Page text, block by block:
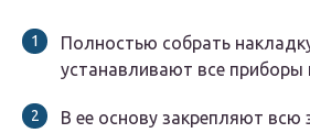
Полностью собрать
устанавливают все приборы
В ее основу закрепляют всю